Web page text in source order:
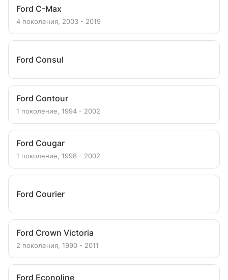
Ford C-Max
4 поколения, 2003 - 2019
Ford Consul
Ford Contour
1 поколение, 1994 - 2002
Ford Cougar
1 поколение, 1998 - 2002
Ford Courier
Ford Crown Victoria
2 поколения, 1990 - 2011
Ford Econoline